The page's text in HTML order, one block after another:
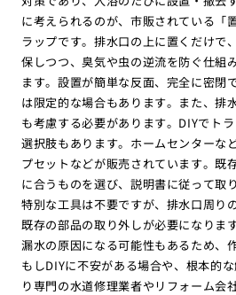
に考えられるのが、市販されている「
ラップです。排水口の上に置くだけで
保しつつ、臭気や虫の逆流を防ぐ仕組
ます。設置が簡単な反面、完全に密閉
は限定的な場合もあります。また、排
も考慮する必要があります。DIYでト
選択肢もあります。ホームセンターな
プセットなどが販売されています。既
に合うものを選び、説明書に従って取
特別な工具は不要ですが、排水口周り
既存の部品の取り外しが必要になりま
漏水の原因になる可能性もあるため、
もしDIYに不安がある場合や、根本的
り専門の水道修理業者やリフォーム会